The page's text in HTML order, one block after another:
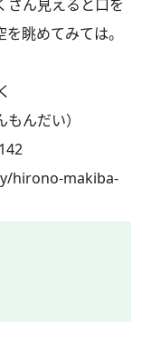
さん見えると口を
眺めてみては。
んだい）
hirono-makiba-